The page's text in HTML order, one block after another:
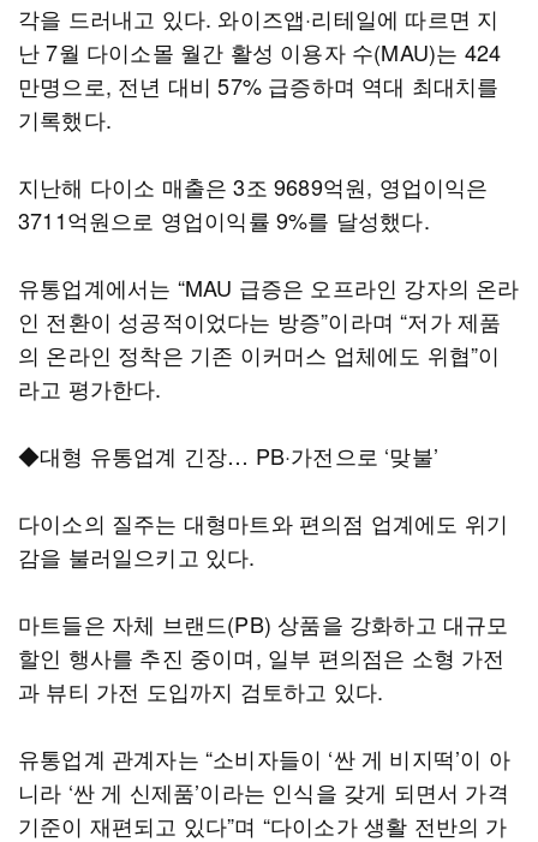
각을 드러내고 있다. 와이즈앱·리테일에 따르면 지
난 7월 다이소몰 월간 활성 이용자 수(MAU)는 424
만명으로, 전년 대비 57% 급증하며 역대 최대치를
기록했다.
지난해 다이소 매출은 3조 9689억원, 영업이익은
3711억원으로 영업이익률 9%를 달성했다.
유통업계에서는 “MAU 급증은 오프라인 강자의 온라
인 전환이 성공적이었다는 방증”이라며 “저가 제품
의 온라인 정착은 기존 이커머스 업체에도 위협”이
라고 평가한다.
◆대형 유통업계 긴장… PB·가전으로 ‘맞불’
다이소의 질주는 대형마트와 편의점 업계에도 위기
감을 불러일으키고 있다.
마트들은 자체 브랜드(PB) 상품을 강화하고 대규모
할인 행사를 추진 중이며, 일부 편의점은 소형 가전
과 뷰티 가전 도입까지 검토하고 있다.
유통업계 관계자는 “소비자들이 ‘싼 게 비지떡’이 아
니라 ‘싼 게 신제품’이라는 인식을 갖게 되면서 가격
기준이 재편되고 있다”며 “다이소가 생활 전반의 가